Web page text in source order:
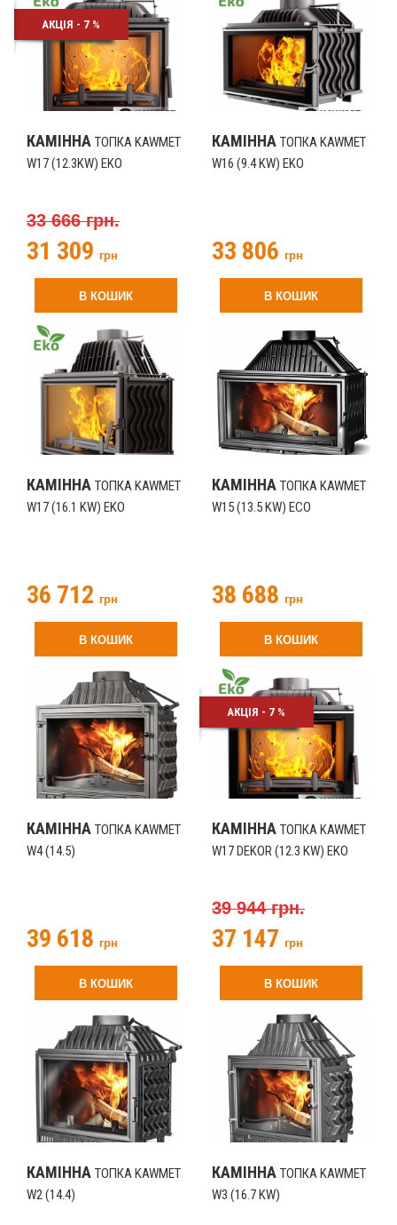
АКЦІЯ - 7 %
КАМІННА ТОПКА KAWMET
W17 (12.3KW) EKO
33 666 грн.
31 309 грн
В КОШИК
КАМІННА ТОПКА KAWMET
W16 (9.4 KW) EKO
33 806 грн
В КОШИК
КАМІННА ТОПКА KAWMET
W17 (16.1 KW) EKO
36 712 грн
В КОШИК
КАМІННА ТОПКА KAWMET
W15 (13.5 KW) ECO
38 688 грн
В КОШИК
КАМІННА ТОПКА KAWMET
W4 (14.5)
39 618 грн
В КОШИК
АКЦІЯ - 7 %
КАМІННА ТОПКА KAWMET
W17 DEKOR (12.3 KW) EKO
39 944 грн.
37 147 грн
В КОШИК
КАМІННА ТОПКА KAWMET
W2 (14.4)
КАМІННА ТОПКА KAWMET
W3 (16.7 KW)